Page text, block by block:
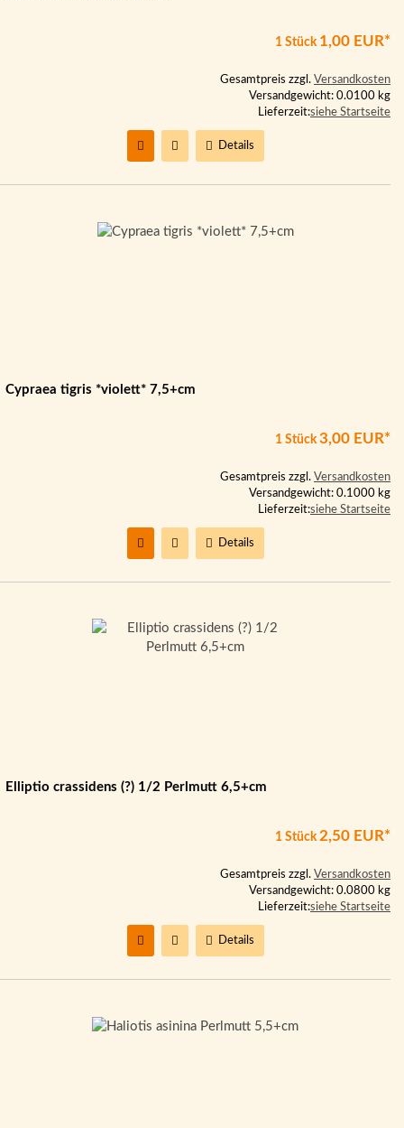
1 Stück 1,00 EUR*
Gesamtpreis zzgl. Versandkosten
Versandgewicht: 0.0100 kg
Lieferzeit:siehe Startseite
Details
Cypraea tigris *violett* 7,5+cm
1 Stück3,00 EUR*
Gesamtpreis zzgl. Versandkosten
Versandgewicht: 0.1000 kg
Lieferzeit:siehe Startseite
Details
Elliptio crassidens (?) 1/2 Perlmutt 6,5+cm
1 Stück 2,50 EUR*
Gesamtpreis zzgl. Versandkosten
Versandgewicht: 0.0800 kg
Lieferzeit:siehe Startseite
Details